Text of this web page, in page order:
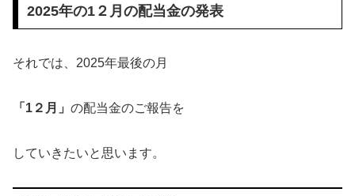
2025年の1２月の配当金の発表
それでは、2025年最後の月
「1２月」 の配当金のご報告を
していきたいと思います。